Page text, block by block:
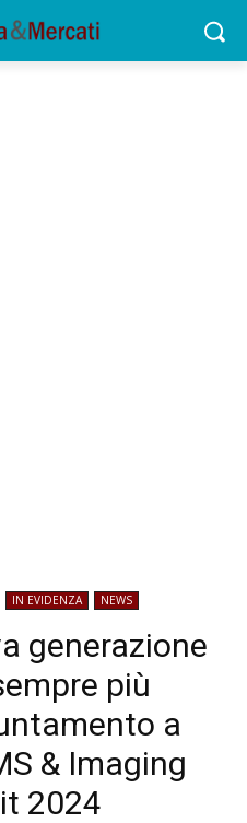
IN EVIDENZA NEWS
generazione
più
a
& Imaging
2024